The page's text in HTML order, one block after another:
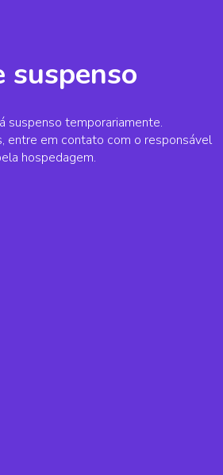
suspenso
suspenso temporariamente.
entre em contato com o responsável
hospedagem.